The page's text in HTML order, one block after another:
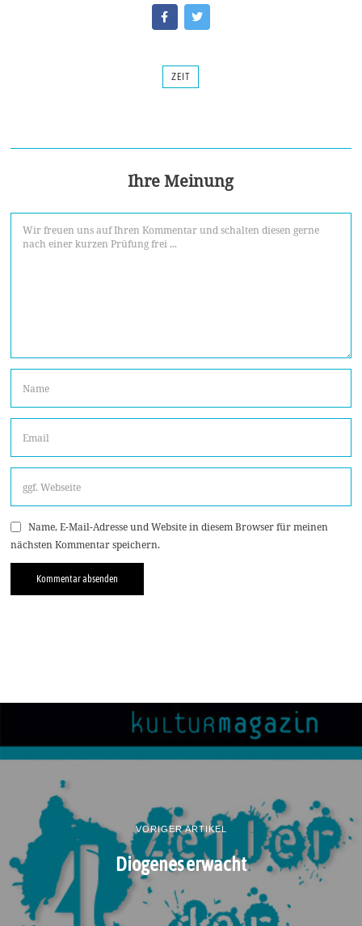
ZEIT
Ihre Meinung
Name, E-Mail-Adresse und Website in diesem Browser für meinen
nächsten Kommentar speichern.
VORIGER ARTIKEL
Diogenes erwacht